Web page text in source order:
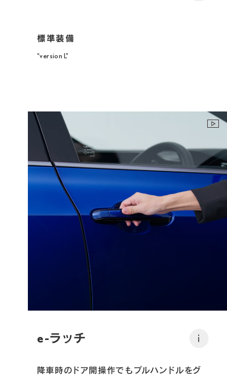
“version L”
e-ラッチ i
降車時のドア開操作でもプルハンドルをグ